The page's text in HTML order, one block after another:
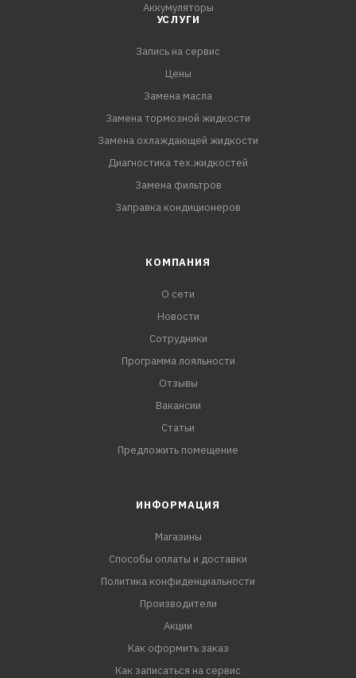
Аккумуляторы
УСЛУГИ
Запись на сервис
Цены
Замена масла
Замена тормозной жидкости
Замена охлаждающей жидкости
Диагностика тех.жидкостей
Замена фильтров
Заправка кондиционеров
КОМПАНИЯ
О сети
Новости
Сотрудники
Программа лояльности
Отзывы
Вакансии
Статьи
Предложить помещение
ИНФОРМАЦИЯ
Магазины
Способы оплаты и доставки
Политика конфиденциальности
Производители
Акции
Как оформить заказ
Как записаться на сервис